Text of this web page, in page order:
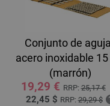
Conjunto de
acero inoxidable
(marrón)
19,29 € RRP:25,17 €
22,45 $ RRP:29,29 $